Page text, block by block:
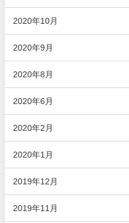
2020年10月
2020年9月
2020年8月
2020年6月
2020年2月
2020年1月
2019年12月
2019年11月